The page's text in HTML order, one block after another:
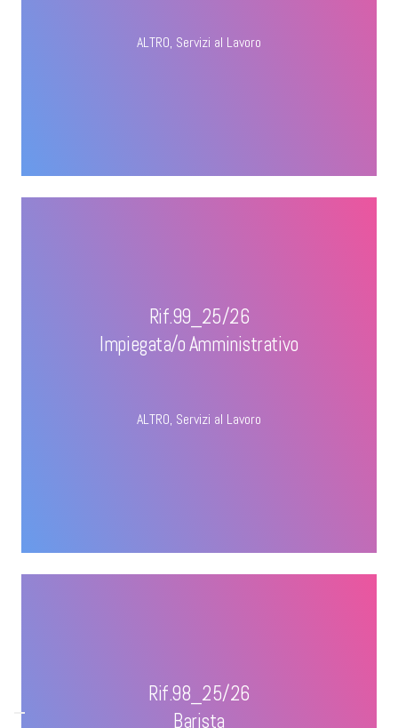
ALTRO, Servizi al Lavoro
Rif.99_25/26
Impiegata/o Amministrativo
ALTRO, Servizi al Lavoro
Rif.98_25/26
Barista